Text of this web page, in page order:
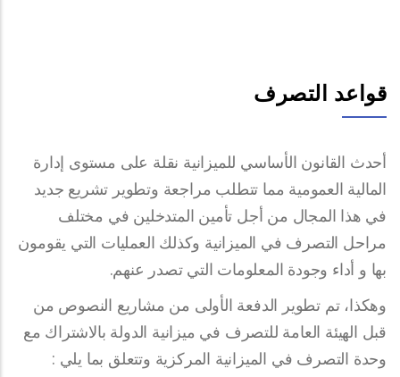
قواعد التصرف
أحدث القانون الأساسي للميزانية نقلة على مستوى إدارة
المالية العمومية مما تتطلب مراجعة وتطوير تشريع جديد
في هذا المجال من أجل تأمين المتدخلين في مختلف
مراحل التصرف في الميزانية وكذلك العمليات التي يقومون
بها و أداء وجودة المعلومات التي تصدر عنهم.
وهكذا، تم تطوير الدفعة الأولى من مشاريع النصوص من
قبل الهيئة العامة للتصرف في ميزانية الدولة بالاشتراك مع
وحدة التصرف في الميزانية المركزية وتتعلق بما يلي :